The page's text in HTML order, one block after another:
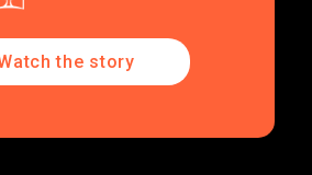
the story